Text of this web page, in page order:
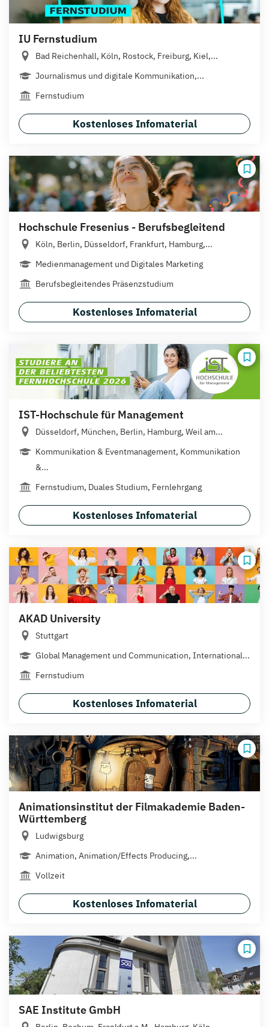
IU Fernstudium
Bad Reichenhall, Köln, Rostock, Freiburg, Kiel,...
Journalismus und digitale Kommunikation,...
Fernstudium
Kostenloses Infomaterial
Hochschule Fresenius - Berufsbegleitend
Köln, Berlin, Düsseldorf, Frankfurt, Hamburg,...
Medienmanagement und Digitales Marketing
Berufsbegleitendes Präsenzstudium
Kostenloses Infomaterial
IST-Hochschule für Management
Düsseldorf, München, Berlin, Hamburg, Weil am...
Kommunikation & Eventmanagement, Kommunikation
&...
Fernstudium, Duales Studium, Fernlehrgang
Kostenloses Infomaterial
AKAD University
Stuttgart
Global Management und Communication, International...
Fernstudium
Kostenloses Infomaterial
Animationsinstitut der Filmakademie Baden-
Württemberg
Ludwigsburg
Animation, Animation/Effects Producing,...
Vollzeit
Kostenloses Infomaterial
SAE Institute GmbH